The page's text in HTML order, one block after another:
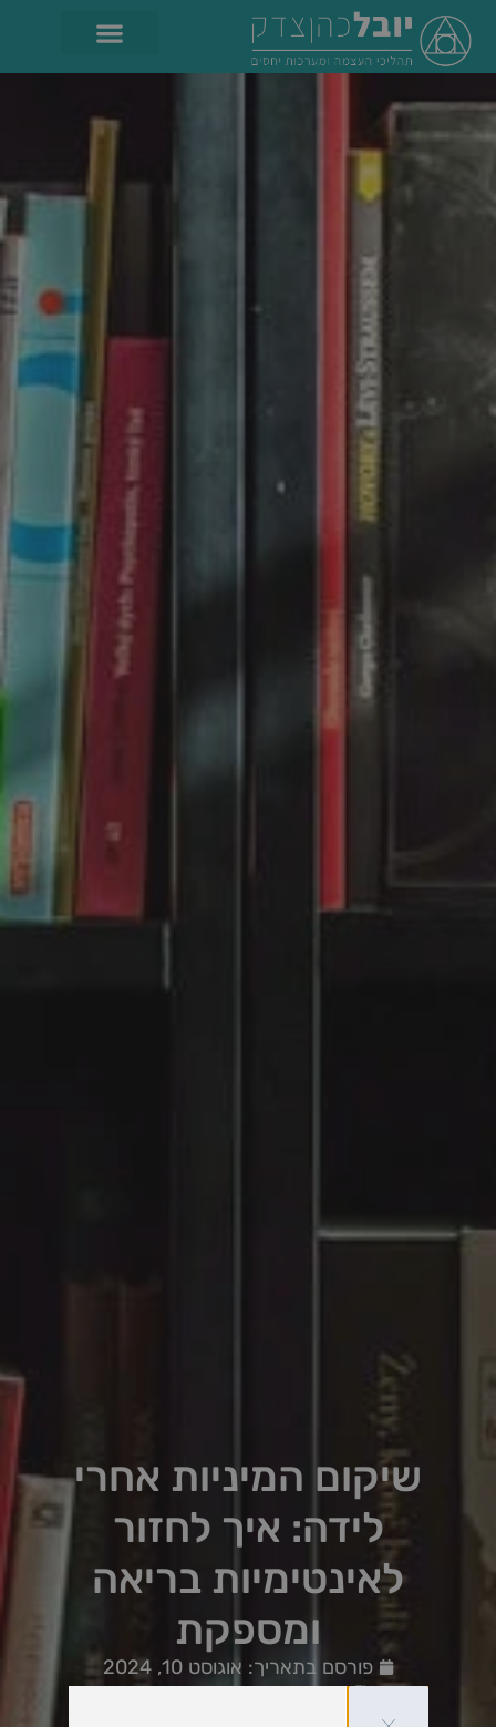
שיקום המיניות אחרי
לידה: איך לחזור
לאינטימיות בריאה
ומספקת
פורסם בתאריך: אוגוסט 10, 2024
נושאים עיקריים:הריון,מיניות